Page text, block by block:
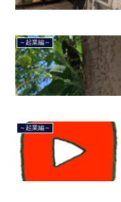
～起業編～
～起業編～